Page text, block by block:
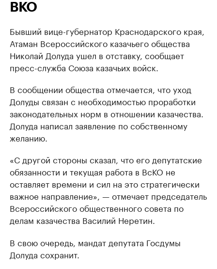
ВКО
Бывший вице-губернатор Краснодарского края,
Атаман Всероссийского казачьего общества
Николай Долуда ушел в отставку, сообщает
пресс-служба Союза казачьих войск.
В сообщении общества отмечается, что уход
Долуды связан с необходимостью проработки
законодательных норм в отношении казачества.
Долуда написал заявление по собственному
желанию.
«С другой стороны сказал, что его депутатские
обязанности и текущая работа в ВсКО не
оставляет времени и сил на это стратегически
важное направление», — отмечает председатель
Всероссийского общественного совета по
делам казачества Василий Неретин.
В свою очередь, мандат депутата Госдумы
Долуда сохранит.